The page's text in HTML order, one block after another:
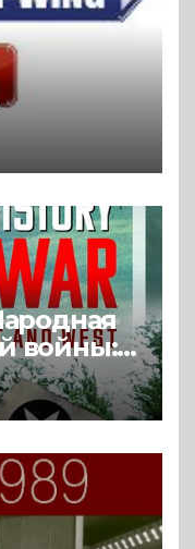
*
войны:
и Запада